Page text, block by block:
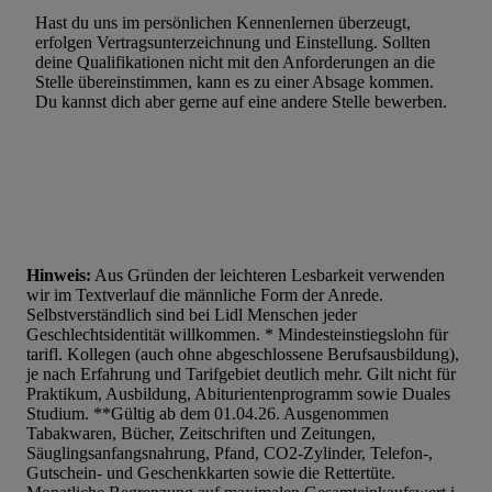
Hast du uns im persönlichen Kennenlernen überzeugt,
erfolgen Vertragsunterzeichnung und Einstellung. Sollten
deine Qualifikationen nicht mit den Anforderungen an die
Stelle übereinstimmen, kann es zu einer Absage kommen.
Du kannst dich aber gerne auf eine andere Stelle bewerben.
Hinweis: Aus Gründen der leichteren Lesbarkeit verwenden
wir im Textverlauf die männliche Form der Anrede.
Selbstverständlich sind bei Lidl Menschen jeder
Geschlechtsidentität willkommen. * Mindesteinstiegslohn für
tarifl. Kollegen (auch ohne abgeschlossene Berufsausbildung),
je nach Erfahrung und Tarifgebiet deutlich mehr. Gilt nicht für
Praktikum, Ausbildung, Abiturientenprogramm sowie Duales
Studium. **Gültig ab dem 01.04.26. Ausgenommen
Tabakwaren, Bücher, Zeitschriften und Zeitungen,
Säuglingsanfangsnahrung, Pfand, CO2-Zylinder, Telefon-,
Gutschein- und Geschenkkarten sowie die Rettertüte.
Liste der Partner (Lieferanten)